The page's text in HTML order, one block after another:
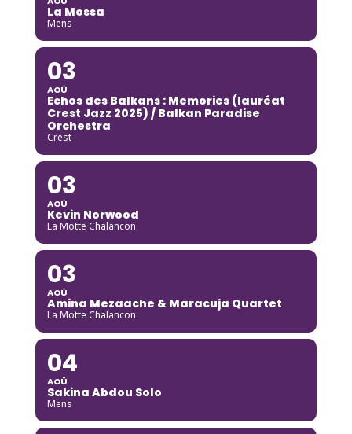
La Mossa
Mens
03
AOÛ
Echos des Balkans : Memories (lauréat
Crest Jazz 2025) / Balkan Paradise
Orchestra
Crest
03
AOÛ
Kevin Norwood
La Motte Chalancon
03
AOÛ
Amina Mezaache & Maracuja Quartet
La Motte Chalancon
04
AOÛ
Sakina Abdou Solo
Mens